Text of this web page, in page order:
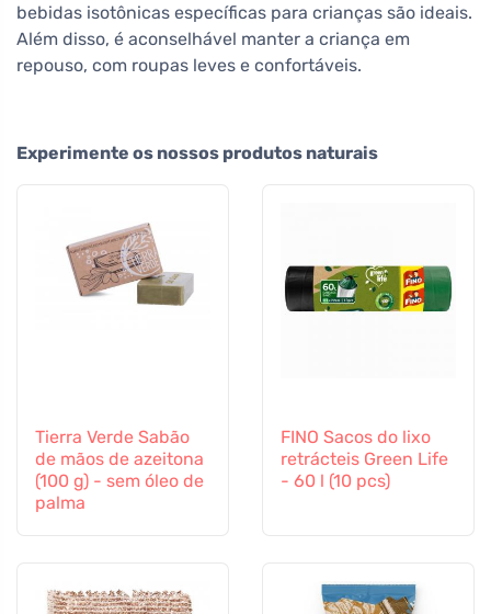
bebidas isotônicas específicas para crianças são ideais.
Além disso, é aconselhável manter a criança em
repouso, com roupas leves e confortáveis.
Experimente os nossos produtos naturais
Tierra Verde Sabão
de mãos de azeitona
(100 g) - sem óleo de
palma
FINO Sacos do lixo
retrácteis Green Life
- 60 l (10 pcs)